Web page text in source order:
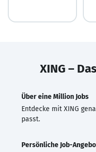
XING –
Über eine Million Jobs
Entdecke mit XING
passt.
Persönliche Job-